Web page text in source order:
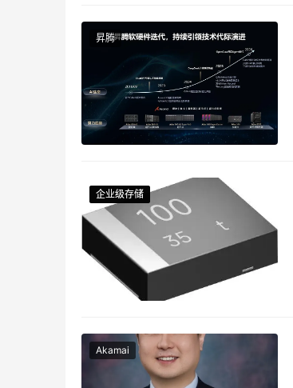
昇腾
企业级存储
企业级存储
企业级存储
企业级存储
Akamai